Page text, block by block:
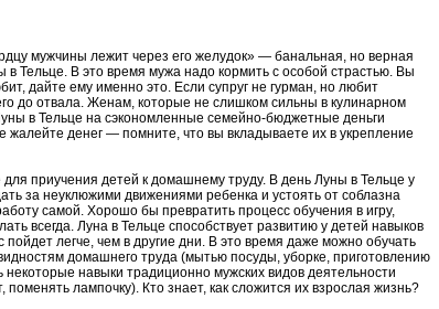
мужчины лежит через его желудок» — банальная, но верная
в Тельце. В это время мужа надо кормить с особой страстью. Вы
дайте ему именно это. Если супруг не гурман, но любит
до отвала. Женам, которые не слишком сильны в кулинарном
в Тельце на сэкономленные семейно-бюджетные деньги
жалейте денег — помните, что вы вкладываете их в укрепление
приучения детей к домашнему труду. В день Луны в Тельце у
за неуклюжими движениями ребенка и устоять от соблазна
самой. Хорошо бы превратить процесс обучения в игру,
всегда. Луна в Тельце способствует развитию у детей навыков
пойдет легче, чем в другие дни. В это время даже можно обучать
домашнего труда (мытью посуды, уборке, приготовлению
навыки традиционно мужских видов деятельности
поменять лампочку). Кто знает, как сложится их взрослая жизнь?